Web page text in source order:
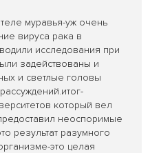
муравья-уж очень
вируса рака в
исследования при
задействованы и
и светлые головы
который вел
неоспоримые
результат разумного
это целая